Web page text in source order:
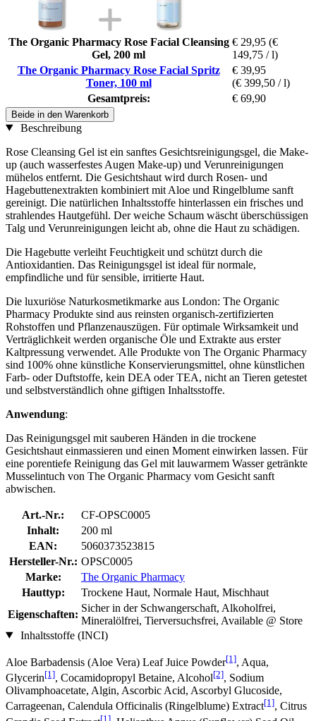
The Organic Pharmacy Rose Facial Cleansing
Gel, 200 ml
€ 29,95 (€
149,75 / l)
The Organic Pharmacy Rose Facial Spritz
Toner, 100 ml
€ 39,95
(€ 399,50 / l)
Gesamtpreis:
€ 69,90
Beide in den Warenkorb
Beschreibung
Rose Cleansing Gel ist ein sanftes Gesichtsreinigungsgel, die Make-
up (auch wasserfestes Augen Make-up) und Verunreinigungen
mühelos entfernt. Die Gesichtshaut wird durch Rosen- und
Hagebuttenextrakten kombiniert mit Aloe und Ringelblume sanft
gereinigt. Die natürlichen Inhaltsstoffe hinterlassen ein frisches und
strahlendes Hautgefühl. Der weiche Schaum wäscht überschüssigen
Talg und Verunreinigungen leicht ab, ohne die Haut zu schädigen.
Die Hagebutte verleiht Feuchtigkeit und schützt durch die
Antioxidantien. Das Reinigungsgel ist ideal für normale,
empfindliche und für sensible, irritierte Haut.
Die luxuriöse Naturkosmetikmarke aus London: The Organic
Pharmacy Produkte sind aus reinsten organisch-zertifizierten
Rohstoffen und Pflanzenauszügen. Für optimale Wirksamkeit und
Verträglichkeit werden organische Öle und Extrakte aus erster
Kaltpressung verwendet. Alle Produkte von The Organic Pharmacy
sind 100% ohne künstliche Konservierungsmittel, ohne künstlichen
Farb- oder Duftstoffe, kein DEA oder TEA, nicht an Tieren getestet
und selbstverständlich ohne giftigen Inhaltsstoffe.
Anwendung:
Das Reinigungsgel mit sauberen Händen in die trockene
Gesichtshaut einmassieren und einen Moment einwirken lassen. Für
eine porentiefe Reinigung das Gel mit lauwarmem Wasser getränkte
Musselintuch von The Organic Pharmacy vom Gesicht sanft
abwischen.
Art.-Nr.:
CF-OPSC0005
Inhalt:
200 ml
EAN:
5060373523815
Hersteller-Nr.: OPSC0005
Marke:
The Organic Pharmacy
Hauttyp:
Trockene Haut, Normale Haut, Mischhaut
Eigenschaften:
Sicher in der Schwangerschaft, Alkoholfrei,
Mineralölfrei, Tierversuchsfrei, Available @ Store
Inhaltsstoffe (INCI)
Aloe Barbadensis (Aloe Vera) Leaf Juice Powder[1], Aqua,
Glycerin[1], Cocamidopropyl Betaine, Alcohol[2], Sodium
Olivamphoacetate, Algin, Ascorbic Acid, Ascorbyl Glucoside,
Carrageenan, Calendula Officinalis (Ringelblume) Extract[1], Citrus
[1]